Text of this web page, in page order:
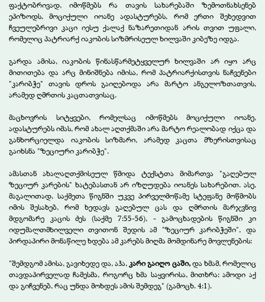
ფაქტობრივად, იმოწმებს რა თავის სახარებაში ზემოთნახსენებ
ეპიზოდს, მოციქული იოანე ადასტურებს, რომ ერთი შეხედვით
ჩვეულებრივი კაცი იესუ ქალაქ ნაზარეთიდან არის თვით უფალი,
რომელიც პატრიარქ იაკობის სიზმრისეულ ხილვაში კიბეზე იდგა.
გარდა ამისა, იაკობის წინასწარმეტყველურ ხილვაში არ იყო არც
მითითება და არც მინიშნება იმისა, რომ პატრიარქისთვის ნაჩვენები
"კარიბჭე" თავის დროს გაიღებოდა არა მარტო ანგელოზთათვის,
არამედ ღმრთის კაცთათვისაც.
მაცხოვრის სიტყვები, რომელსაც იმოწმებს მოციქული იოანე,
ადასტურებს იმას, რომ ახალ აღთქმაში არა მარტო რეალობად იქცა და
განხორციელდა იაკობის სიზმარი, არამედ კაცთა მზერისთვისაც
გაიხსნა "ზეციური კარიბჭე".
ამასთან ახალაღთქმისეულ წმიდა ტექსტთა მიმართვა "გაღებულ
ზეციურ კარების" ხატებასთან არ იზღუდება იოანეს სახარებით. ასე,
მაგალითად, საქმეთა წიგნში უკვე პირველმოწამე სტეფანე მოწმობს
იმის შესახებ, რომ ხედავს გაღებულ ცას და ღმრთის მარჯვნივ
მდგომარე კაცის ძეს (საქმე 7:55-56), - გამოცხადების წიგნში კი
იდუმალთმხილველი თვითონ შედის ამ "ზეციურ კარიბჭეში", და
პირდაპირი მონაწილე ხდება ამ კარებს მიღმა მომდინარე მოვლენების:
"შემდგომ ამისა, გავიხედე და, აჰა,კარი გაიღო ცაში,და ხმამ, რომელიც
თავდაპირველად ჩამესმა, როგორც ხმა საყვირისა, მითხრა: ამოდი აქ
და გიჩვენებ, რაც უნდა მოხდეს ამის შემდეგ" (გამოცხ. 4:1).